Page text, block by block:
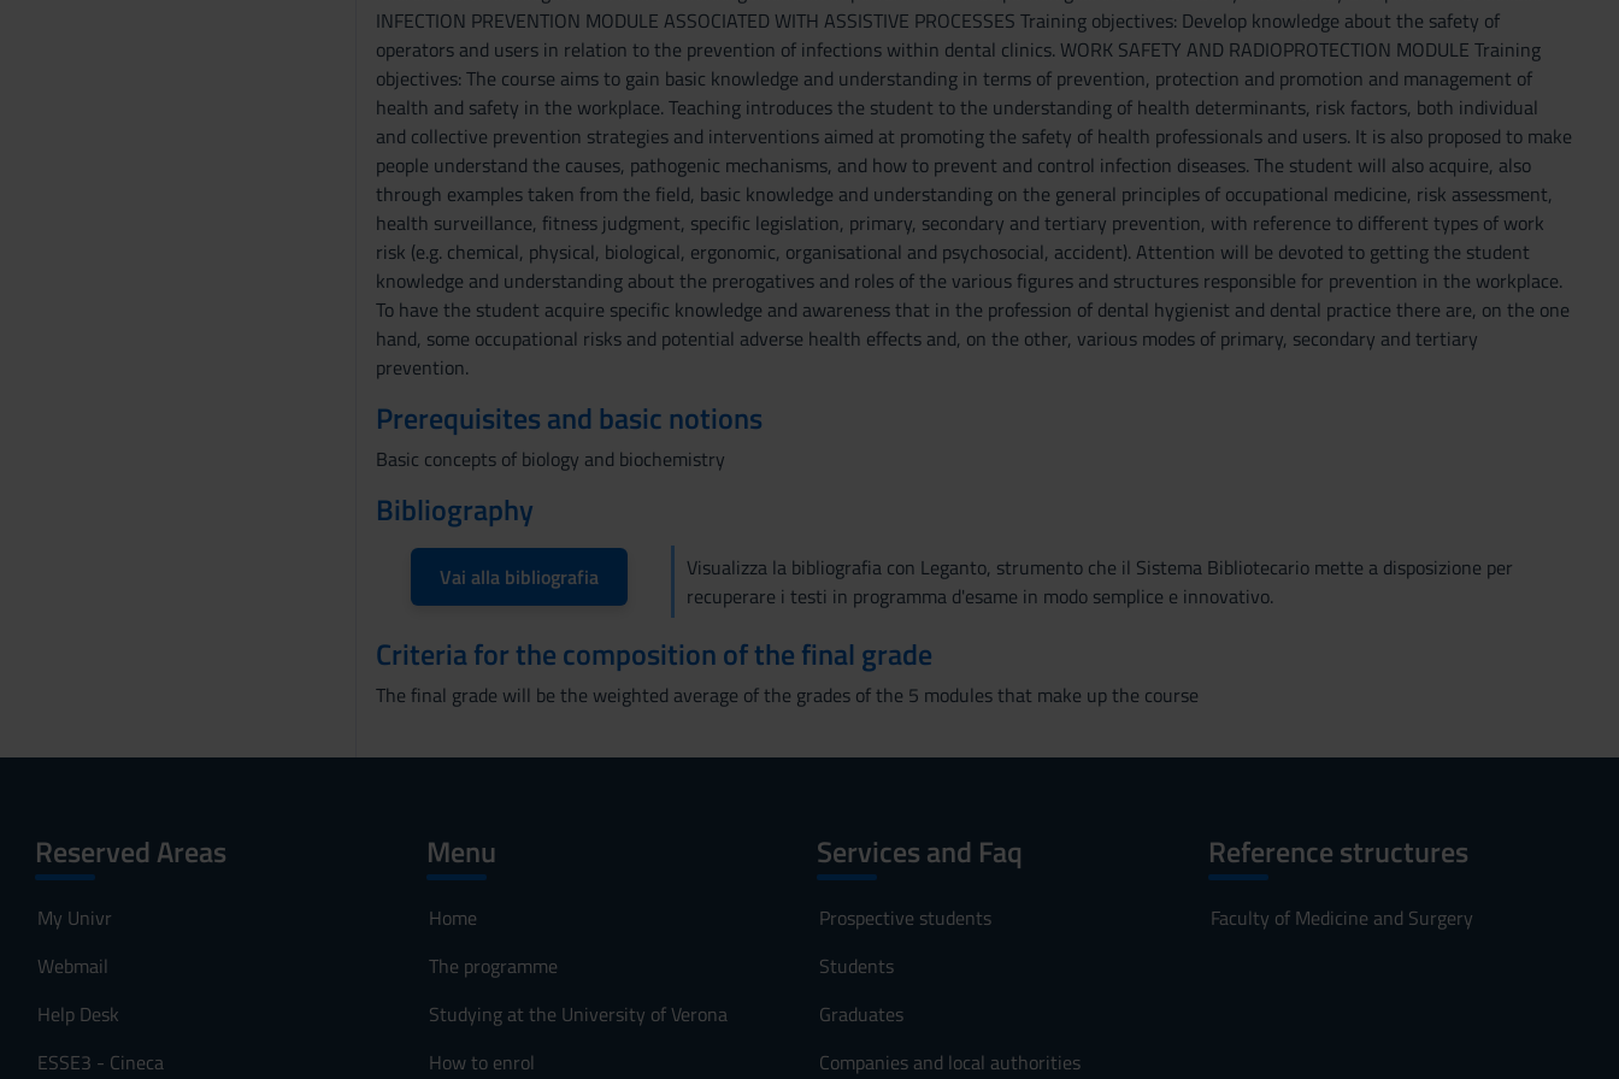
INFECTION PREVENTION MODULE ASSOCIATED WITH ASSISTIVE PROCESSES Training objectives: Develop knowledge about the safety of
operators and users in relation to the prevention of infections within dental clinics. WORK SAFETY AND RADIOPROTECTION MODULE Training
objectives: The course aims to gain basic knowledge and understanding in terms of prevention, protection and promotion and management of
health and safety in the workplace. Teaching introduces the student to the understanding of health determinants, risk factors, both individual
and collective prevention strategies and interventions aimed at promoting the safety of health professionals and users. It is also proposed to make
people understand the causes, pathogenic mechanisms, and how to prevent and control infection diseases. The student will also acquire, also
through examples taken from the field, basic knowledge and understanding on the general principles of occupational medicine, risk assessment,
health surveillance, fitness judgment, specific legislation, primary, secondary and tertiary prevention, with reference to different types of work
risk (e.g. chemical, physical, biological, ergonomic, organisational and psychosocial, accident). Attention will be devoted to getting the student
knowledge and understanding about the prerogatives and roles of the various figures and structures responsible for prevention in the workplace.
To have the student acquire specific knowledge and awareness that in the profession of dental hygienist and dental practice there are, on the one
hand, some occupational risks and potential adverse health effects and, on the other, various modes of primary, secondary and tertiary
prevention.
Prerequisites and basic notions
Basic concepts of biology and biochemistry
Bibliography
Vai alla bibliografia
Visualizza la bibliografia con Leganto, strumento che il Sistema Bibliotecario mette a disposizione per
recuperare i testi in programma d'esame in modo semplice e innovativo.
Criteria for the composition of the final grade
The final grade will be the weighted average of the grades of the 5 modules that make up the course
Reserved Areas
My Univr
Webmail
Help Desk
ESSE3 - Cineca
Menu
Home
The programme
Studying at the University of Verona
How to enrol
Services and Faq
Prospective students
Students
Graduates
Companies and local authorities
Reference structures
Faculty of Medicine and Surgery